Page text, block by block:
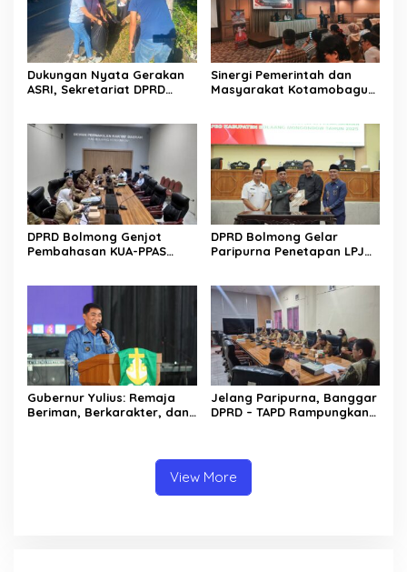
Dukungan Nyata Gerakan
ASRI, Sekretariat DPRD
Sinergi Pemerintah dan
Masyarakat Kotamobagu
DPRD Bolmong Genjot
Pembahasan KUA-PPAS
DPRD Bolmong Gelar
Paripurna Penetapan LPJ
Gubernur Yulius: Remaja
Beriman, Berkarakter, dan
Jelang Paripurna, Banggar
DPRD – TAPD Rampungkan
View More